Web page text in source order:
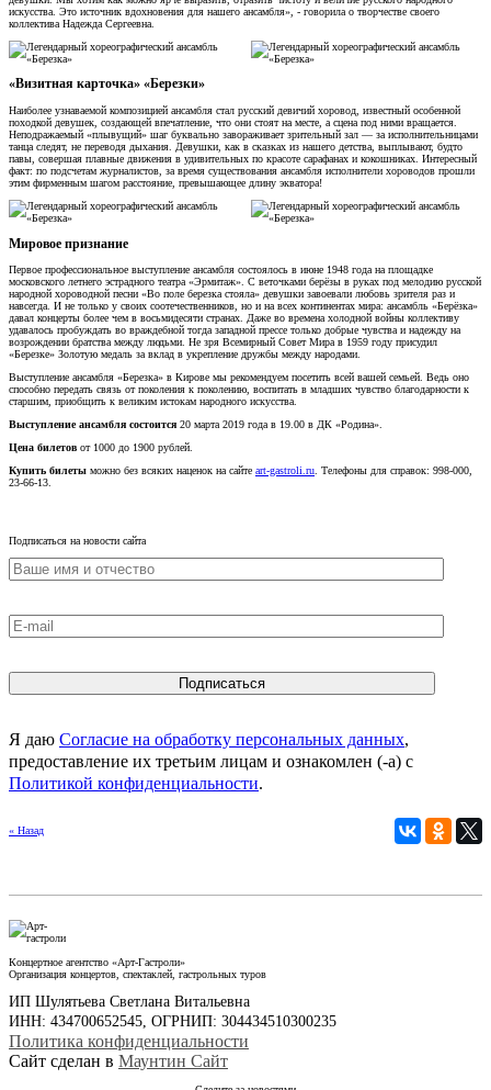
искусства. Это источник вдохновения для нашего ансамбля», - говорила о творчестве своего
коллектива Надежда Сергеевна.
«Визитная карточка» «Березки»
Наиболее узнаваемой композицией ансамбля стал русский девичий хоровод, известный особенной
походкой девушек, создающей впечатление, что они стоят на месте, а сцена под ними вращается.
Неподражаемый «плывущий» шаг буквально завораживает зрительный зал — за исполнительницами
танца следят, не переводя дыхания. Девушки, как в сказках из нашего детства, выплывают, будто
павы, совершая плавные движения в удивительных по красоте сарафанах и кокошниках. Интересный
факт: по подсчетам журналистов, за время существования ансамбля исполнители хороводов прошли
этим фирменным шагом расстояние, превышающее длину экватора!
Мировое признание
Первое профессиональное выступление ансамбля состоялось в июне 1948 года на площадке
московского летнего эстрадного театра «Эрмитаж». С веточками берёзы в руках под мелодию русской
народной хороводной песни «Во поле березка стояла» девушки завоевали любовь зрителя раз и
навсегда. И не только у своих соотечественников, но и на всех континентах мира: ансамбль «Берёзка»
давал концерты более чем в восьмидесяти странах. Даже во времена холодной войны коллективу
удавалось пробуждать во враждебной тогда западной прессе только добрые чувства и надежду на
возрождении братства между людьми. Не зря Всемирный Совет Мира в 1959 году присудил
«Березке» Золотую медаль за вклад в укрепление дружбы между народами.
Выступление ансамбля «Березка» в Кирове мы рекомендуем посетить всей вашей семьей. Ведь оно
способно передать связь от поколения к поколению, воспитать в младших чувство благодарности к
старшим, приобщить к великим истокам народного искусства.
Выступление ансамбля состоится 20 марта 2019 года в 19.00 в ДК «Родина».
Цена билетов от 1000 до 1900 рублей.
Купить билеты можно без всяких наценок на сайте art-gastroli.ru. Телефоны для справок: 998-000,
23-66-13.
Подписаться на новости сайта
Я даю Согласие на обработку персональных данных,
предоставление их третьим лицам и ознакомлен (-а) c
Политикой конфиденциальности.
« Назад
Концертное агентство «Арт-Гастроли»
Организация концертов, спектаклей, гастрольных туров
ИП Шулятьева Светлана Витальевна
ИНН: 434700652545, ОГРНИП: 304434510300235
Политика конфиденциальности
Сайт сделан в Маунтин Сайт